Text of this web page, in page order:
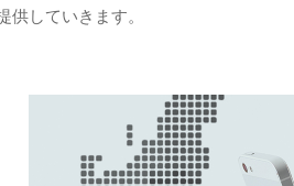
供していきます。